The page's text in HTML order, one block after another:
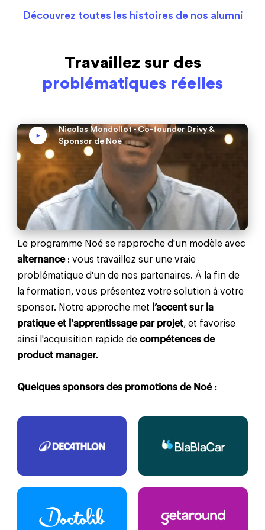
Découvrez toutes les histoires de nos alumni
Travaillez sur des
problématiques réelles
Le programme Noé se rapproche d'un modèle avec
alternance : vous travaillez sur une vraie
problématique d'un de nos partenaires. À la fin de
la formation, vous présentez votre solution à votre
sponsor. Notre approche met l’accent sur la
pratique et l'apprentissage par projet, et favorise
ainsi l'acquisition rapide decompétences de
product manager.
Quelques sponsors des promotions de Noé :
Nicolas Mondollot - Co-founder Drivy &
Sponsor de Noé